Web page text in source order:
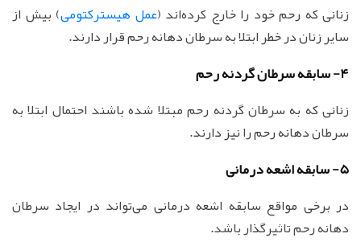
زنانی که رحم خود را خارج کرده‌اند (عمل هیسترکتومی) بیش از
سایر زنان در خطر ابتلا به سرطان دهانه رحم قرار دارند.
4- سابقه سرطان گردنه رحم
زنانی که به سرطان گردنه رحم مبتلا شده باشند احتمال ابتلا به
سرطان دهانه رحم را نیز دارند.
5- سابقه اشعه درمانی
در برخی مواقع سابقه اشعه درمانی می‌تواند در ایجاد سرطان
دهانه رحم تاثیرگذار باشد.